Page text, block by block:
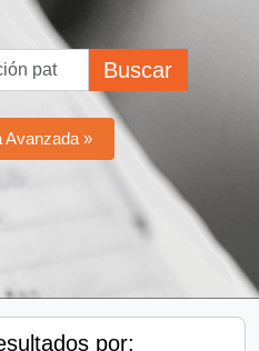
Buscar
Avanzada »
por: